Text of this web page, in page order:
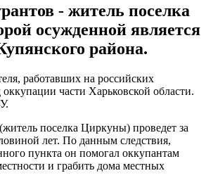
- житель поселка
осужденной является
района.
работавших на российских
оккупации части Харьковской области.
поселка Циркуны) проведет за
лет. По данным следствия,
пункта он помогал оккупантам
и грабить дома местных